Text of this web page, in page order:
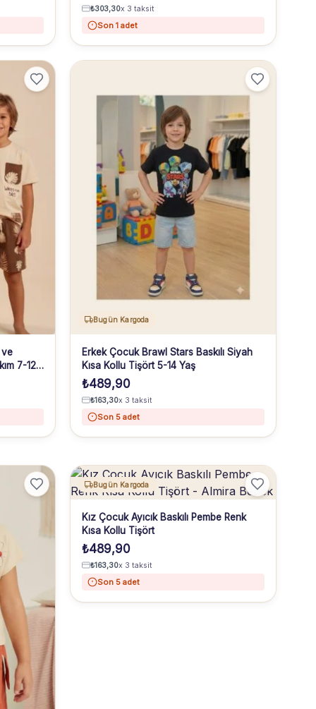
₺303,30x 3 taksit
Son 1 adet
ve
7-12
Bugün Kargoda
Erkek Çocuk Brawl Stars Baskılı Siyah
Kısa Kollu Tişört 5-14 Yaş
₺489,90
₺163,30x 3 taksit
Son 5 adet
Bugün Kargoda
Kız Çocuk Ayıcık Baskılı Pembe Renk
Kısa Kollu Tişört
₺489,90
₺163,30x 3 taksit
Son 5 adet